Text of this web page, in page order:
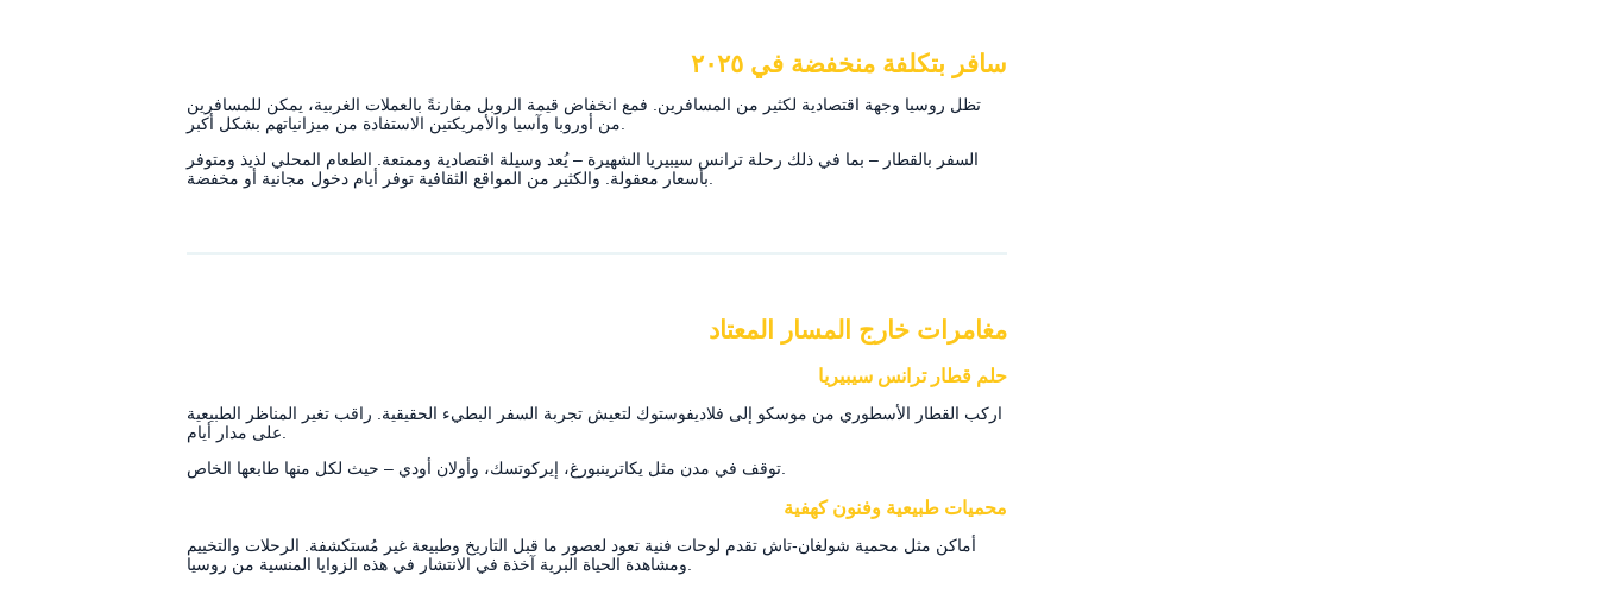
سافر بتكلفة منخفضة في ٢٠٢٥
تظل روسيا وجهة اقتصادية لكثير من المسافرين. فمع انخفاض قيمة الروبل مقارنةً بالعملات الغربية، يمكن للمسافرين
السفر بالقطار – بما في ذلك رحلة ترانس سيبيريا الشهيرة – يُعد وسيلة اقتصادية وممتعة. الطعام المحلي لذيذ ومتوفر
مغامرات خارج المسار المعتاد
حلم قطار ترانس سيبيريا
اركب القطار الأسطوري من موسكو إلى فلاديفوستوك لتعيش تجربة السفر البطيء الحقيقية. راقب تغير المناظر الطبيعية
محميات طبيعية وفنون كهفية
أماكن مثل محمية شولغان-تاش تقدم لوحات فنية تعود لعصور ما قبل التاريخ وطبيعة غير مُستكشفة. الرحلات والتخييم